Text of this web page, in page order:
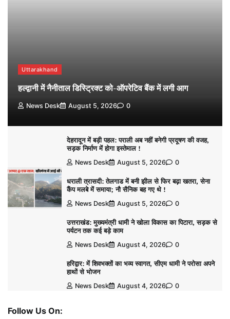
Uttarakhand
हल्द्वानी में नैनीताल डिस्ट्रिक्ट को-ऑपरेटिव बैंक में लगी आग
News Desk August 5, 2026 0
देहरादून में बड़ी पहल: पराली अब नहीं बनेगी प्रदूषण की वजह,
सड़क निर्माण में होगा इस्तेमाल !
News Desk August 5, 2026 0
धराली त्रासदी: तेलगाड में बनी झील से फिर बढ़ा खतरा, सेना
कैंप मलबे में समाया; नौ सैनिक बह गए थे !
News Desk August 5, 2026 0
उत्तराखंड: मुख्यमंत्री धामी ने खोला विकास का पिटारा, सड़क से
पर्यटन तक कई बड़े काम
News Desk August 4, 2026 0
हरिद्वार: में शिवभक्तों का भव्य स्वागत, सीएम धामी ने परोसा अपने
हाथों से भोजन
News Desk August 4, 2026 0
Follow Us On: